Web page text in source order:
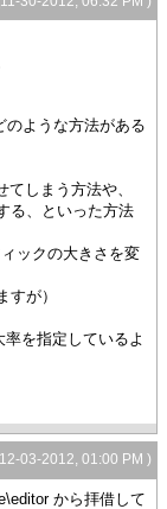
のような方法がある
しまう方法や、
る、といった方法
ックの大きさを変
すが）
を指定しているよ
03-2012, 01:00 PM )
から拝借して